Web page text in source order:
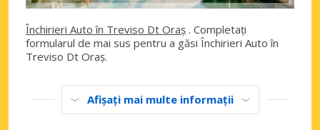
Închirieri Auto în Treviso Dt Oraș . Completați
formularul de mai sus pentru a găsi Închirieri Auto în
Treviso Dt Oraș.
Afișați mai multe informații